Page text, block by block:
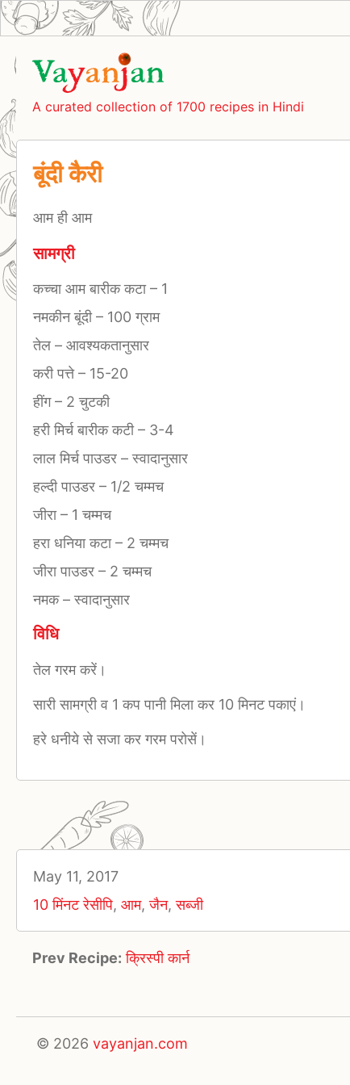
A curated collection of 1700 recipes in Hindi
बूंदी कैरी
आम ही आम
सामग्री
कच्चा आम बारीक कटा– 1
नमकीन बूंदी– 100 ग्राम
तेल – आवश्यकतानुसार
करी पत्ते– 15-20
हींग– 2 चुटकी
हरी मिर्च बारीक कटी– 3-4
लाल मिर्च पाउडर –स्वादानुसार
हल्दी पाउडर – 1/2 चम्मच
जीरा– 1 चम्मच
हरा धनिया कटा– 2 चम्मच
जीरा पाउडर – 2 चम्मच
नमक–स्वादानुसार
विधि
तेल गरम करें।
सारी सामग्री व 1 कप पानी मिला कर 10 मिनट पकाएं।
हरे धनीये से सजा कर गरम परोसें।
May 11, 2017
10 मिंनट रेसीपि, आम,जैन,सब्जी
Prev Recipe: क्रिस्पी कार्न
© 2026 vayanjan.com